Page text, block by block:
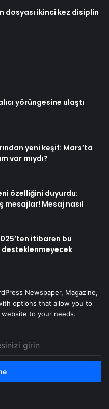
dosyası ikinci kez disiplin
yörüngesine ulaştı
yeni keşif: Mars’ta
var mıydı?
özelliğini duyurdu:
mesajlar! Mesaj nasıl
itibaren bu
Newspaper, Magazine,
options that allow you to
to your needs.